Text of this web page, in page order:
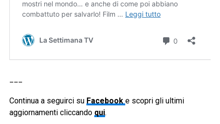
Continua a seguirci su Facebook e scopri gli ultimi
aggiornamenti cliccando qui.